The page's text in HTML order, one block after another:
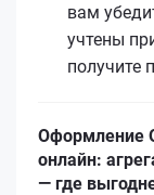
вам
учтены
получите
Оформление
онлайн:
— где